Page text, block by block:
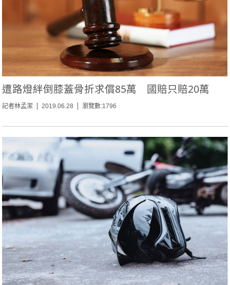
遭路燈絆倒膝蓋骨折求償85萬 國賠只賠20萬
記者林孟潔 2019.06.28 瀏覽數:1796